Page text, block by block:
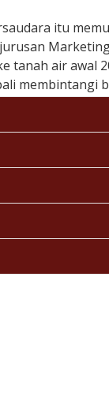
itu
tanah air awal
membintangi
ini bahkan
Stefan